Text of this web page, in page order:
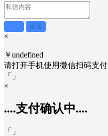
发送
×
￥undefined
请打开手机使用微信扫码支付
「
」
×
....支付确认中....
「
」